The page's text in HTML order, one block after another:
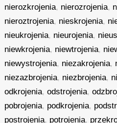
nierozkrojenia, nierozrojenia,
nieroztrojenia, nieskrojenia,
nieukrojenia, nieurojenia,
niewkrojenia, niewtrojenia,
niewystrojenia, niezakrojenia,
niezazbrojenia, niezbrojenia,
odkrojenia,odstrojenia,
pobrojenia, podkrojenia,
postrojenia, potrojenia,